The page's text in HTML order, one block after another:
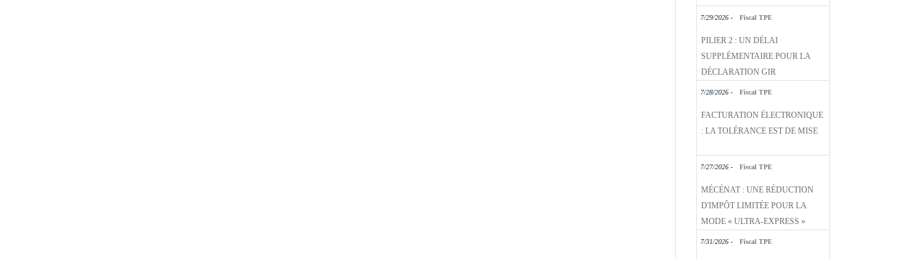
7/29/2026 - Fiscal TPE
PILIER 2 : UN DÉLAI
SUPPLÉMENTAIRE POUR LA
DÉCLARATION GIR
7/28/2026 - Fiscal TPE
FACTURATION ÉLECTRONIQUE
: LA TOLÉRANCE EST DE MISE
7/27/2026 - Fiscal TPE
MÉCÉNAT : UNE RÉDUCTION
D'IMPÔT LIMITÉE POUR LA
MODE « ULTRA-EXPRESS »
7/31/2026 - Fiscal TPE